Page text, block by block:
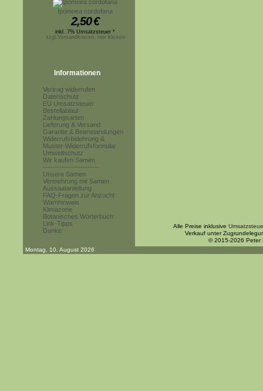
Ipomoea cordofana
2,50€
inkl. 7% Umsatzsteuer *
zzgl.Versandkosten, hier klicken
Informationen
Vertrag widerrufen
Datenschutz
EU Umsatzsteuer
Bestellablauf
Zahlungsarten
Lieferung & Versand
Garantie & Beanstandungen
Widerrufsbelehrung &
Muster-Widerrufsformular
Umweltschutz
Wir kaufen Samen
------------------------
Unsere Samen
Vermehrung mit Samen
Aussaatanleitung
FAQ-Fragen zur Anzucht
Warnhinweis
Klimazone
Botanisches Wörterbuch
Link-Tipps
Danke
Alle Preise inklusive
Verkauf unter
© 2015-2026 Peter
Montag, 10. August 2026